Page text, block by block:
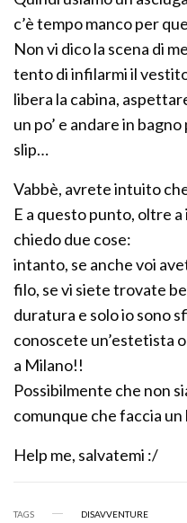
c’è tempo manco per
Non vi dico la scena di
tento di infilarmi il
libera la cabina,
un po’ e andare in
slip…
Vabbè, avrete intuito
E a questo punto, oltre
chiedo due cose:
intanto, se anche voi
filo, se vi siete trovate
duratura e solo io sono
conoscete un’estetista
a Milano!!
Possibilmente che non
comunque che faccia un
Help me, salvatemi :/
TAGS DISAVVENTURE